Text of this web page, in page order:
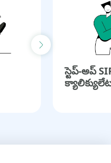
స్టెప్-అప్
Next slide